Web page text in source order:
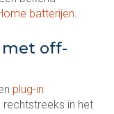
batterijen.
off-
plug-in
rechtstreeks in het